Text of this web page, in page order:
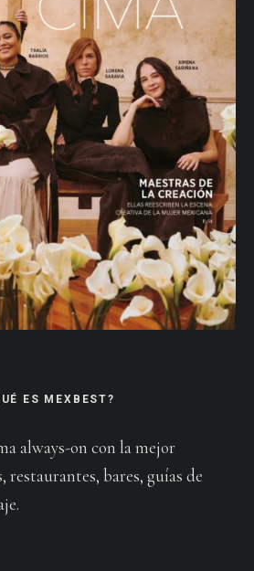
ES MEXBEST?
always-on con la mejor
restaurantes, bares, guías de